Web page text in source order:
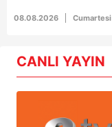
08.08.2026 Cumartesi
CANLI YAYIN